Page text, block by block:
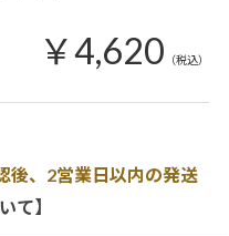
￥4,620 （税込）
、2営業日以内の発送
て】